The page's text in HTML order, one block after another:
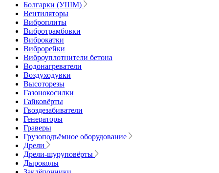
Болгарки (УШМ)
Вентиляторы
Виброплиты
Вибротрамбовки
Виброкатки
Виброрейки
Виброуплотнители бетона
Водонагреватели
Воздуходувки
Высоторезы
Газонокосилки
Гайковёрты
Гвоздезабиватели
Генераторы
Граверы
Грузоподъёмное оборудование
Дрели
Дрели-шуруповёрты
Дыроколы